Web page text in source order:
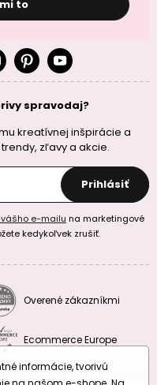
to
spravodaj?
kreatívnej inšpirácie a
zľavy a akcie.
Prihlásiť
e-mailu na marketingové
kedykoľvek zrušiť.
Overené zákazníkmi
Ecommerce Europe
informácie, tvorivú